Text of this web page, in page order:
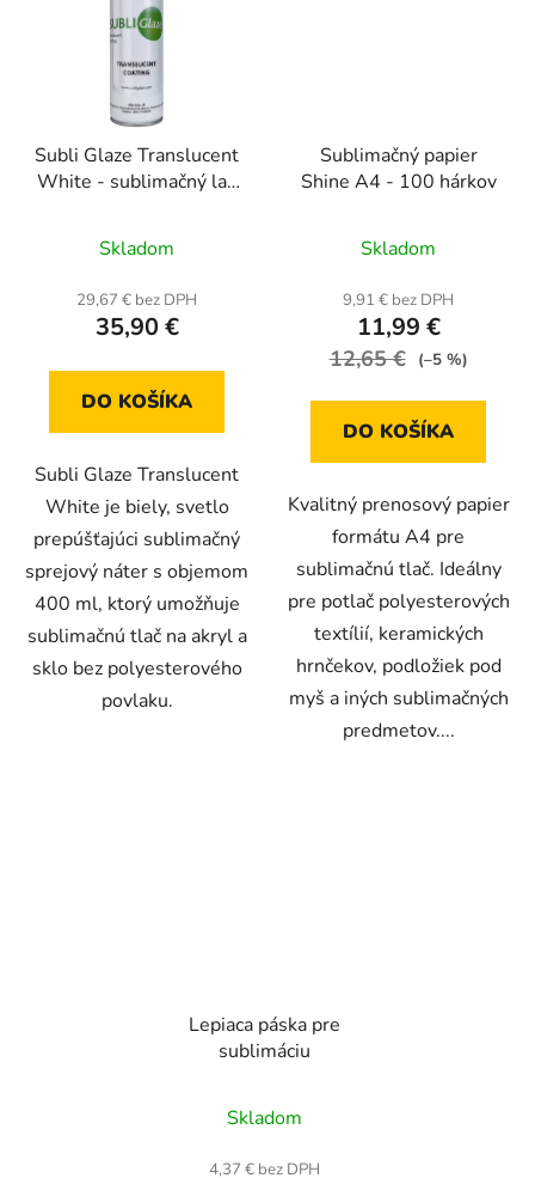
Subli Glaze Translucent
White - sublimačný lak
(400 ml)
hodnotenie
produktu
je
z
Skladom
29,67 € bez DPH
35,90 €
DO KOŠÍKA
Subli Glaze Translucent
White je biely, svetlo
prepúšťajúci sublimačný
sprejový náter s objemom
400 ml, ktorý umožňuje
sublimačnú tlač na akryl a
sklo bez polyesterového
povlaku.
Sublimačný papier
Shine A4 - 100 hárkov
hodnotenie
produktu
je
4,7
5
Skladom
9,91 € bez DPH
11,99 €
12,65 € (–5 %)
DO KOŠÍKA
Kvalitný prenosový papier
formátu A4 pre
sublimačnú tlač. Ideálny
pre potlač polyesterových
textílií, keramických
hrnčekov, podložiek pod
myš a iných sublimačných
predmetov....
Lepiaca páska pre
sublimáciu
hodnotenie
produktu
Skladom
4,37 € bez DPH